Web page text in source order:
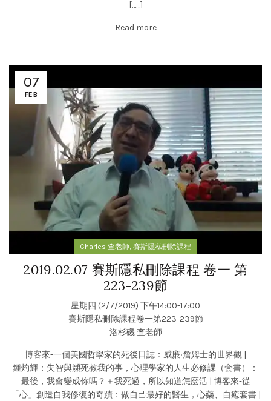
[……]
Read more
07
FEB
Charles 查老師, 賽斯隱私刪除課程
2019.02.07 賽斯隱私刪除課程 卷一 第
223-239節
星期四 (2/7/2019) 下午14:00-17:00
賽斯隱私刪除課程卷一第223-239節
洛杉磯 查老師
博客來-一個美國哲學家的死後日誌：威廉‧詹姆士的世界觀 |
鍾灼輝：失智與瀕死教我的事，心理學家的人生必修課（套書）：
最後，我會變成你嗎？＋我死過，所以知道怎麼活| 博客來-從
「心」創造自我修復的奇蹟：做自己最好的醫生，心藥、自癒套書|